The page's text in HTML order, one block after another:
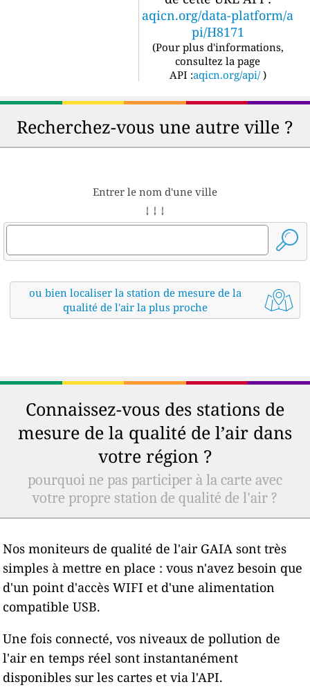
aqicn.org/data-platform/a
pi/H8171
(Pour plus d'informations,
consultez la page
API :aqicn.org/api/ )
Recherchez-vous une autre ville ?
Entrer le nom d'une ville
↓ ↓ ↓
ou bien localiser la station de mesure de la
qualité de l'air la plus proche
Connaissez-vous des stations de
mesure de la qualité de l’air dans
votre région ?
pourquoi ne pas participer à la carte avec
votre propre station de qualité de l'air ?
Nos moniteurs de qualité de l'air GAIA sont très
simples à mettre en place : vous n'avez besoin que
d'un point d'accès WIFI et d'une alimentation
compatible USB.
Une fois connecté, vos niveaux de pollution de
l'air en temps réel sont instantanément
disponibles sur les cartes et via l'API.